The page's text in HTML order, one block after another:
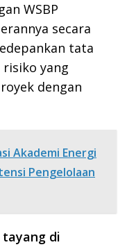
WSBP
secara
tata
risiko yang
dengan
Akademi Energi
Pengelolaan
tayang di